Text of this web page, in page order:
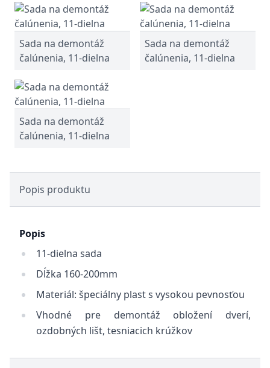
Sada na demontáž
čalúnenia, 11-dielna
Sada na demontáž
čalúnenia, 11-dielna
Sada na demontáž
čalúnenia, 11-dielna
Popis produktu
Popis
11-dielna sada
Dĺžka 160-200mm
Materiál: špeciálny plast s vysokou pevnosťou
Vhodné pre demontáž obložení dverí,
ozdobných lišt, tesniacich krúžkov